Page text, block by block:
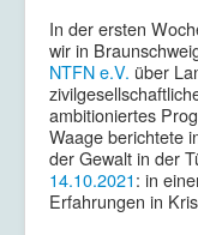
In der ersten
wir in
NTFN e.V. über
ambitioniertes
Waage berichtete
der Gewalt in der
14.10.2021: in
Erfahrungen in